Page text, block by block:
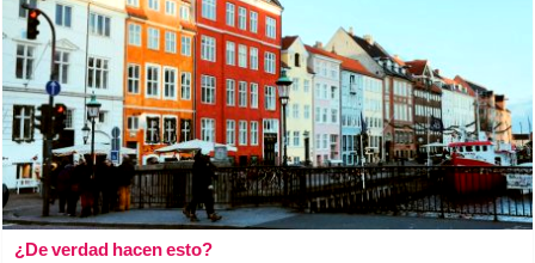
¿De verdad hacen esto?